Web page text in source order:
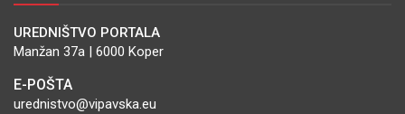
UREDNIŠTVO PORTALA
Manžan 37a | 6000 Koper
E-POŠTA
urednistvo@vipavska.eu